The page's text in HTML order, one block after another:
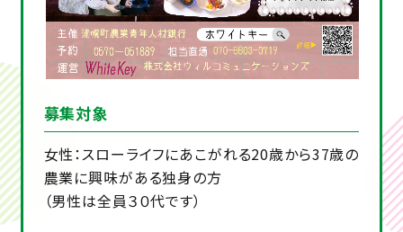
募集対象
女性：スローライフにあこがれる20歳から37歳の
農業に興味がある独身の方
（男性は全員３０代です）